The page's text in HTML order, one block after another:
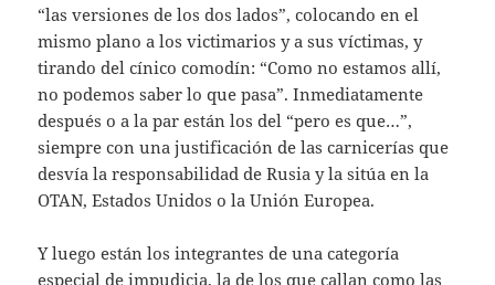
“las versiones de los dos lados”, colocando en el
mismo plano a los victimarios y a sus víctimas, y
tirando del cínico comodín: “Como no estamos allí,
no podemos saber lo que pasa”. Inmediatamente
después o a la par están los del “pero es que…”,
siempre con una justificación de las carnicerías que
desvía la responsabilidad de Rusia y la sitúa en la
OTAN, Estados Unidos o la Unión Europea.
Y luego están los integrantes de una categoría
especial de impudicia, la de los que callan como las